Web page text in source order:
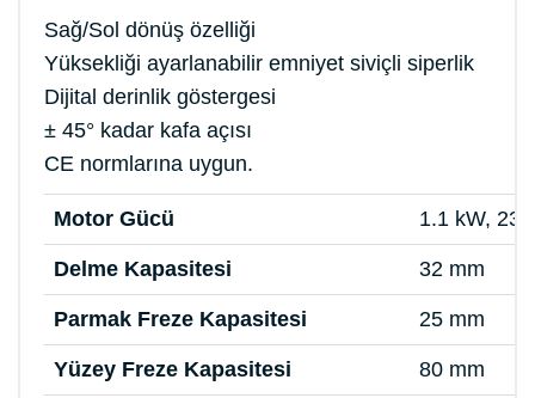
Sağ/Sol dönüş özelliği
Yüksekliği ayarlanabilir emniyet siviçli siperlik
Dijital derinlik göstergesi
± 45° kadar kafa açısı
CE normlarına uygun.
Motor Gücü 1.1 kW,
Delme Kapasitesi 32 mm
Parmak Freze Kapasitesi 25 mm
Yüzey Freze Kapasitesi 80 mm